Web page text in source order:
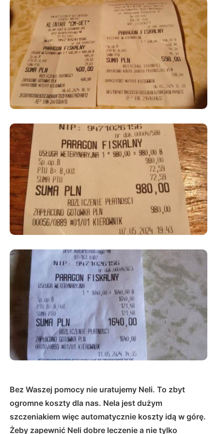
Bez Waszej pomocy nie uratujemy Neli. To zbyt
ogromne koszty dla nas. Nela jest dużym
szczeniakiem więc automatycznie koszty idą w górę.
Żeby zapewnić Neli dobre leczenie a nie tylko